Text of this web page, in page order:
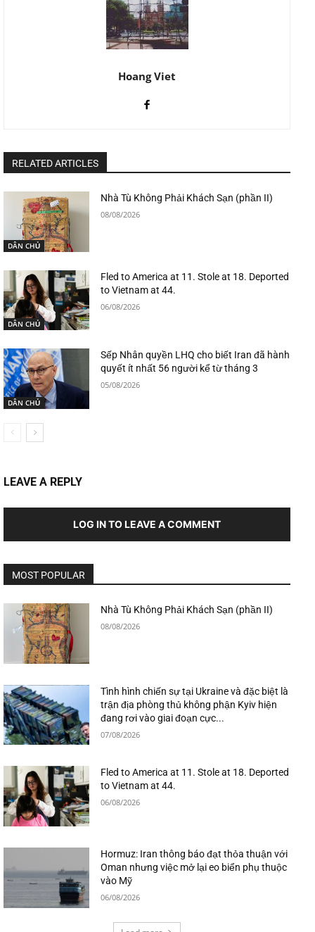
Hoang Viet
RELATED ARTICLES
DÂN CHỦ
Nhà Tù Không Phải Khách Sạn (phần II)
08/08/2026
DÂN CHỦ
Fled to America at 11. Stole at 18. Deported
to Vietnam at 44.
06/08/2026
DÂN CHỦ
Sếp Nhân quyền LHQ cho biết Iran đã hành
quyết ít nhất 56 người kể từ tháng 3
05/08/2026
LEAVE A REPLY
LOG IN TO LEAVE A COMMENT
MOST POPULAR
Nhà Tù Không Phải Khách Sạn (phần II)
08/08/2026
Tình hình chiến sự tại Ukraine và đặc biệt là
trận địa phòng thủ không phận Kyiv hiện
đang rơi vào giai đoạn cực...
07/08/2026
Fled to America at 11. Stole at 18. Deported
to Vietnam at 44.
06/08/2026
Hormuz: Iran thông báo đạt thỏa thuận với
Oman nhưng việc mở lại eo biển phụ thuộc
vào Mỹ
06/08/2026